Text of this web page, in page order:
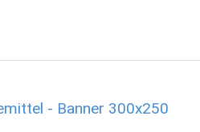
- Banner 300x250